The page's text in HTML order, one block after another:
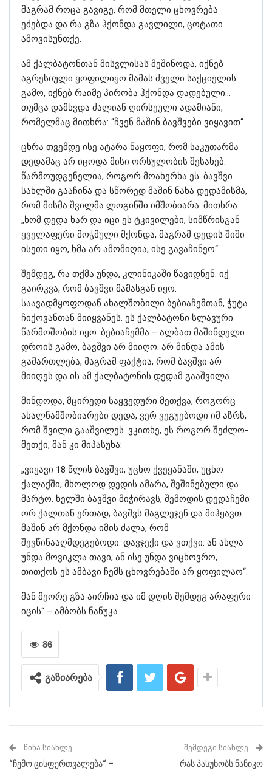
მაგრამ როცა გავიგე, რომ მთელი ცხოვრება
ეძებდა და რა გზა ჰქონდა გავლილი, ცოტათი
ამოვისუნთქე.
ამ ქალბატონთან მისვლისას მეშინოდა, იქნებ
აგრესიული ყოფილიყო მამას ძველი საქციელის
გამო, იქნებ რაიმე პირობა ჰქონდა დადებული…
თუმცა დამხვდა ძალიან ღირსეული ადამიანი,
რომელმაც მითხრა: “ჩვენ მაშინ ბავშვები ვიყავით“.
ცხრა თვემდე ისე ატარა ნაყოფი, რომ საკუთარმა
დედამაც არ იცოდა მისი ორსულობის შესახებ.
წარმოუდგენელია, როგორ მოახერხა ეს. ბავშვი
სახლში გააჩინა და სწორედ მაშინ ნახა დედამისმა,
რომ მისმა შვილმა ლოგინში იმშობიარა. მითხრა:
„ხომ დედა ხარ და იცი ეს ტკივილები, სიმწრისგან
ყველაფერი მოჭმული მქონდა, მაგრამ დედის შიში
ისეთი იყო, ხმა არ ამომიღია, ისე გავაჩინეო“.
შემდეგ, რა თქმა უნდა, კლინიკაში წავიდნენ. იქ
გაირკვა, რომ ბავშვი მამასგან იყო.
საავადმყოფოდან ახალშობილი ბებიაჩემთან, ჭუტა
ჩიქოვანთან მიიყვანეს. ეს ქალბატონი სლავური
წარმოშობის იყო. ბებიაჩემმა – ალბათ მაშინდელი
დროის გამო, ბავშვი არ მიიღო. არ მინდა ამის
გამართლება, მაგრამ ფაქტია, რომ ბავშვი არ
მიიღეს და ის ამ ქალბატონის დედამ გააშვილა.
მინდოდა, მცირედი საყვედური მეთქვა, როგორც
ახალნამშობიარები დედა, ვერ ვეგუებოდი იმ აზრს,
რომ შვილი გააშვილეს. ვკითხე, ეს როგორ შეძლო-
მეთქი, მან კი მიპასუხა:
„ვიყავი 18 წლის ბავშვი, უცხო ქვეყანაში, უცხო
ქალაქში, მხოლოდ დედის ამარა, შეშინებული და
მარტო. ხელში ბავშვი მიჭირავს, შემოდის დედაჩემი
ორ ქალთან ერთად, ბავშვს მაგლეჯენ და მიჰყავთ.
მაშინ არ მქონდა იმის ძალა, რომ
შევწინააღმდეგებოდი. დავჯექი და ვთქვი: ან ახლა
უნდა მოვიკლა თავი, ან ისე უნდა ვიცხოვრო,
თითქოს ეს ამბავი ჩემს ცხოვრებაში არ ყოფილაო“.
მან მეორე გზა აირჩია და იმ დღის შემდეგ არაფერი
იცის“ – ამბობს ნანუკა.
86
გაზიარება
ᲬᲘᲜᲐ ᲡᲘᲐᲮᲚᲔ
“ჩემო ცისფერთვალება“ –
ᲨᲔᲛᲓᲔᲒᲘ ᲡᲘᲐᲮᲚᲔ
რას პასუხობს ნანიკო